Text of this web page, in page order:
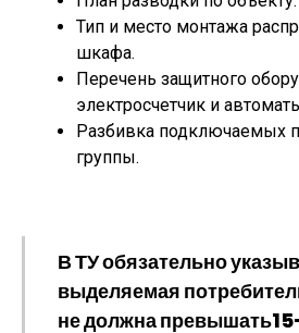
Тип и место монтажа
шкафа.
Перечень защитного
электросчетчик и
Разбивка подключаемых
группы.
В ТУ обязательно
выделяемая
не должна